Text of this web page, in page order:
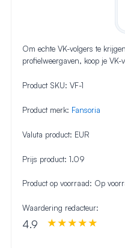
Om echte VK-volgers te
profielweergaven, koop je VK-
Product SKU: VF-1
Product merk: Fansoria
Valuta product: EUR
Prijs product: 1.09
Product op voorraad: Op
Waardering redacteur:
4.9